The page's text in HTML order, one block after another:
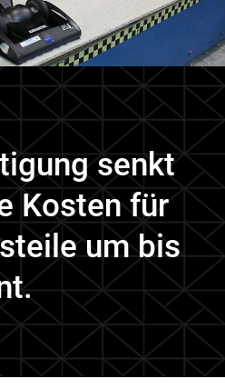
senkt
Kosten für
um bis